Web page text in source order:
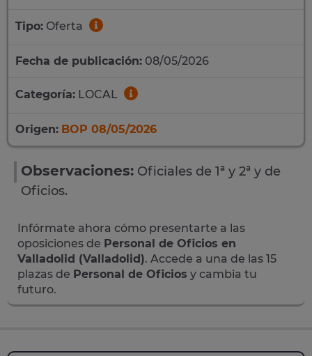
Tipo: Oferta
Fecha de publicación: 08/05/2026
Categoría: LOCAL
Origen: BOP 08/05/2026
Observaciones: Oficiales de 1ª y 2ª y de
Oficios.
Infórmate ahora cómo presentarte a las
oposiciones de Personal de Oficios en
Valladolid (Valladolid). Accede a una de las 15
plazas de Personal de Oficios y cambia tu
futuro.